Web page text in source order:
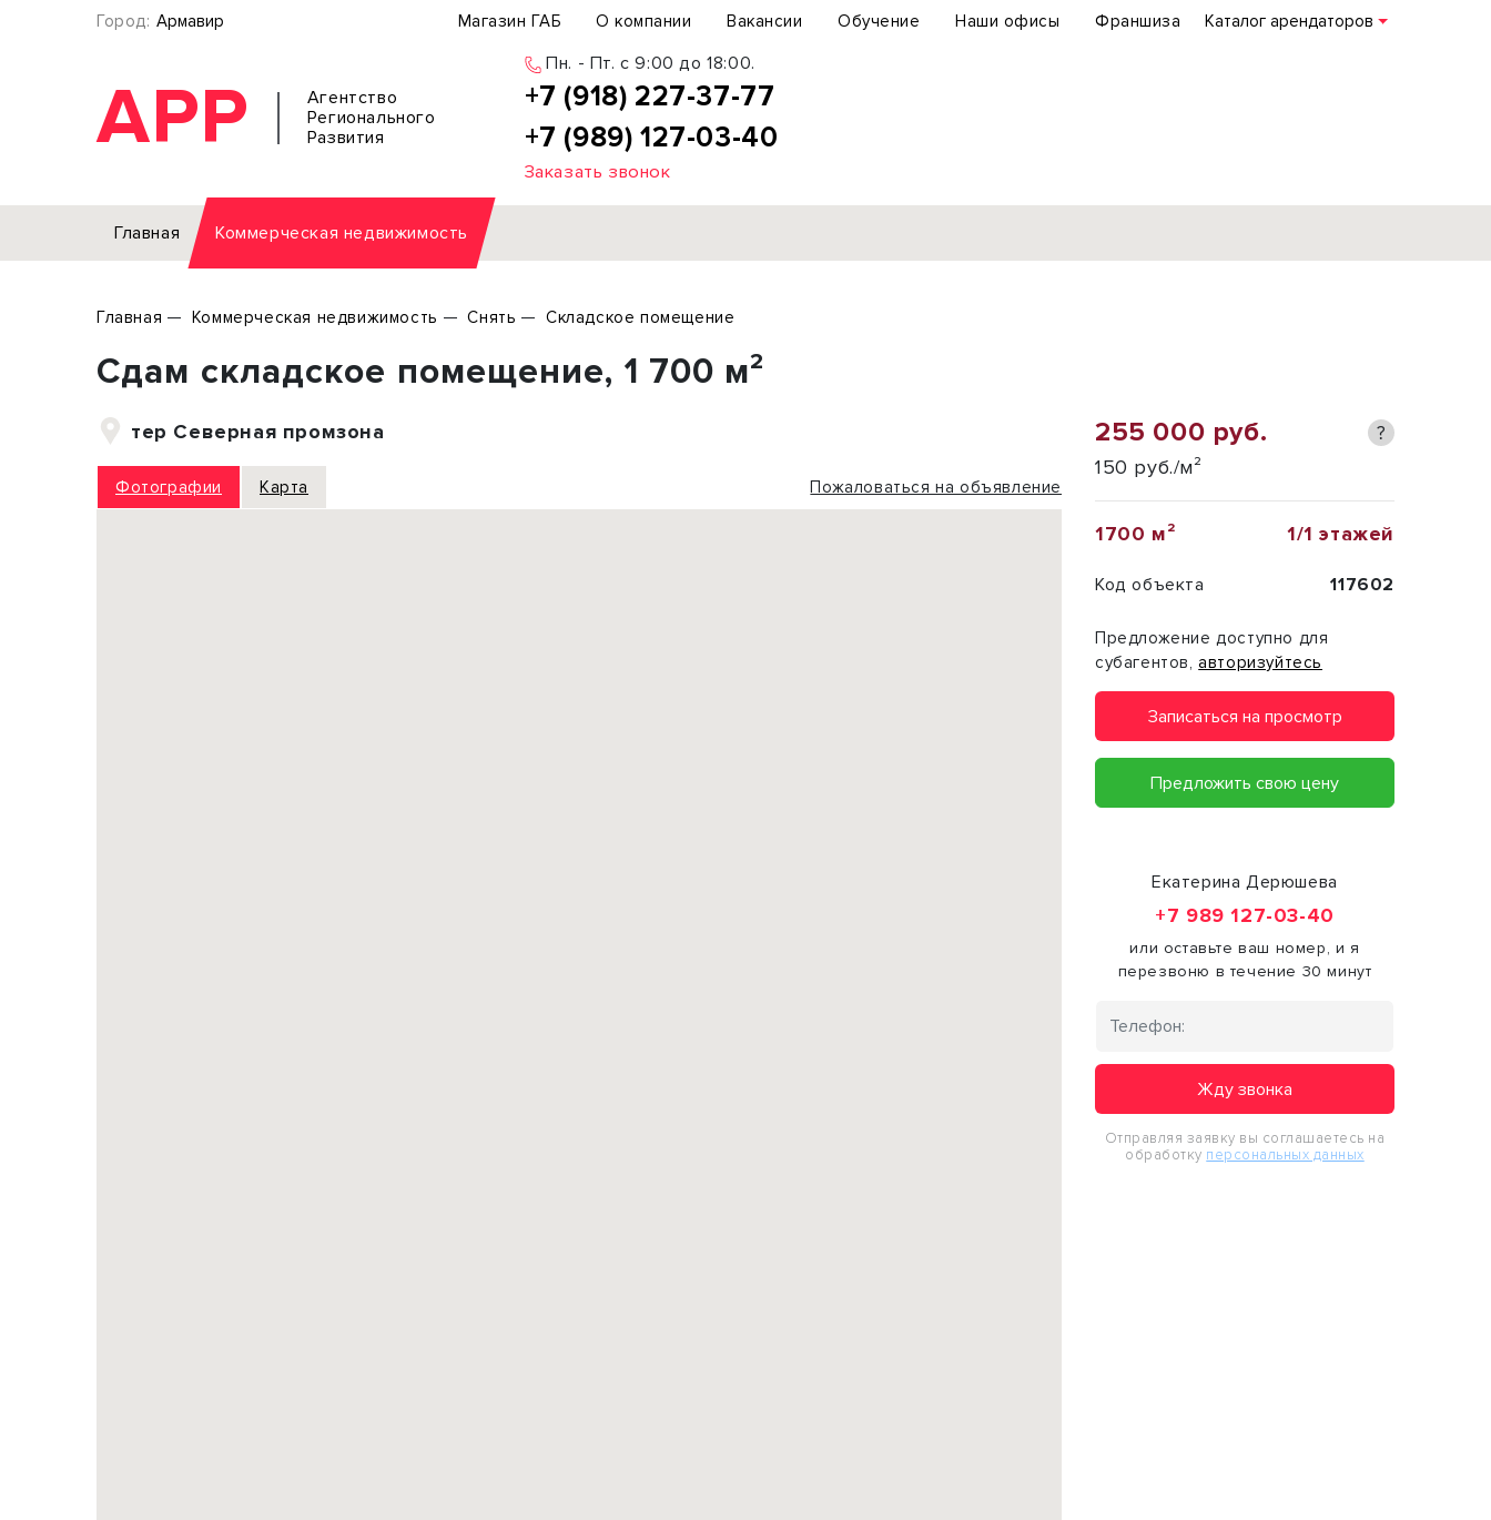
Город: Армавир Магазин ГАБ О компании Вакансии Обучение Наши офисы Франшиза Каталог арендаторов
АРР
Агентство
Регионального
Развития
Пн. - Пт. c 9:00 до 18:00.
+7 (918) 227-37-77
+7 (989) 127-03-40
Заказать звонок
Главная Коммерческая недвижимость
Торговое помещение
Склад
Производство
Земельный участок
Отдельное здание
Торговое помещение
Подробнее
Главная Коммерческая недвижимость Снять Складское помещение
Сдам складское помещение, 1 700 м²
тер Северная промзона
Фотографии Карта Пожаловаться на объявление
255 000 руб. ?
150 руб./м²
1700 м² 1/1 этажей
Код объекта 117602
Предложение доступно для
субагентов,авторизуйтесь
Записаться на просмотр
Предложить свою цену
Екатерина Дерюшева
+7 989 127-03-40
или оставьте ваш номер, и я
перезвоню в течение 30 минут
Жду звонка
Отправляя заявку вы соглашаетесь на
обработку персональных данных